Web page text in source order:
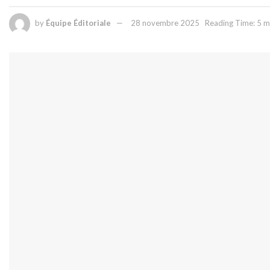
by Équipe Éditoriale 28 novembre 2025 Reading Time: 5